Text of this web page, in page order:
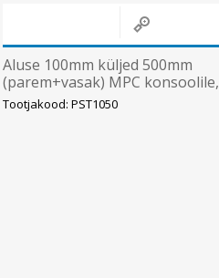
Aluse 100mm küljed 500mm
(parem+vasak) MPC
Hoffman
Tootjakood: PST1050